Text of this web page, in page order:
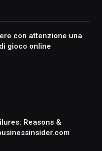
con attenzione una
gioco online
Reasons &